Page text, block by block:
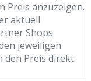
Preis anzuzeigen.
aktuell
Shops
jeweiligen
den Preis direkt